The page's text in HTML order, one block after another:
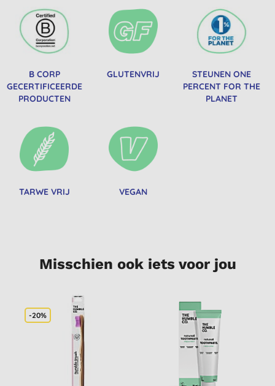
B CORP
GECERTIFICEERDE
PRODUCTEN
GLUTENVRIJ
STEUNEN ONE
PERCENT FOR THE
PLANET
TARWE VRIJ VEGAN
Misschien ook iets voor jou
-20%